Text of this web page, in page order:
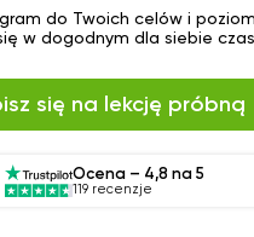
do Twoich celów i
w dogodnym dla siebie
się na lekcję próbną
Ocena – 4,8 na 5
119 recenzje